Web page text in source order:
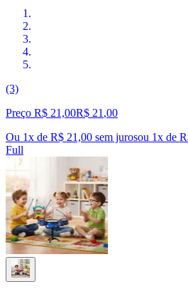
(3)
Preço R$ 21,00R$ 21 ,00
Ou 1x de R$ 21,00 sem jurosou 1x de
Full